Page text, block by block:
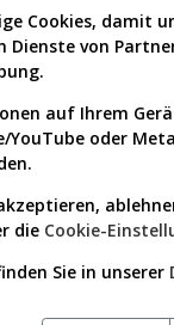
Co.
Cookies, damit
Dienste von
auf Ihrem
YouTube oder
die Cookie-
Sie in unserer